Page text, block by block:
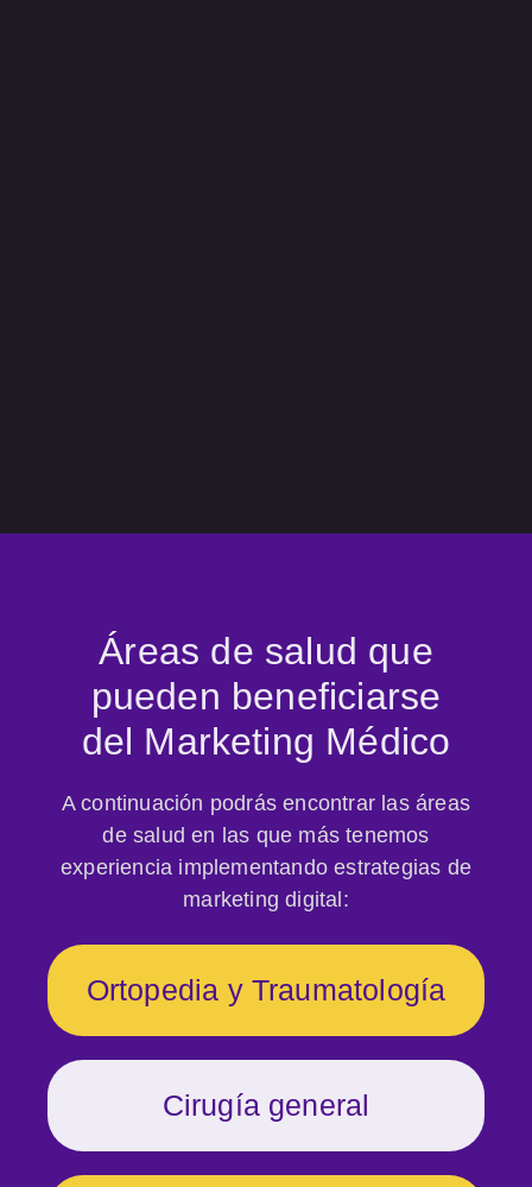
Áreas de salud que
pueden beneficiarse
del Marketing Médico
A continuación podrás encontrar las áreas
de salud en las que más tenemos
experiencia implementando estrategias de
marketing digital:
Ortopedia y Traumatología
Cirugía general